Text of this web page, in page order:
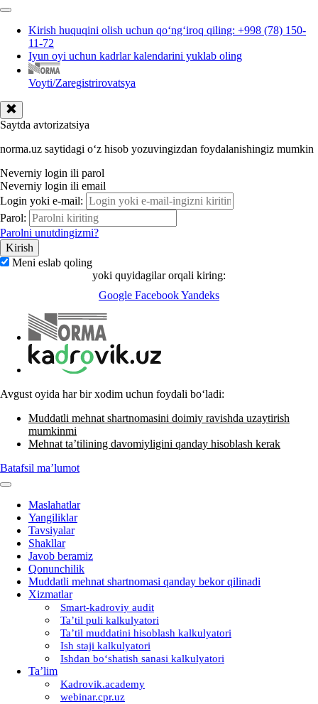
Kirish huquqini olish uchun qoʻngʻiroq qiling: +998 (78) 150-
11-72
Iyun oyi uchun kadrlar kalendarini yuklab oling
Voyti/Zaregistrirovatsya
Saytda avtorizatsiya
norma.uz saytidagi oʻz hisob yozuvingizdan foydalanishingiz mumkin
Neverniy login ili parol
Neverniy login ili email
Login yoki e-mail:
Parol:
Parolni unutdingizmi?
Meni eslab qoling
yoki quyidagilar orqali kiring:
Google FacebookYandeks
Avgust oyida har bir хodim uchun foydali boʻladi:
Muddatli mehnat shartnomasini doimiy ravishda uzaytirish
mumkinmi
Mehnat ta’tilining davomiyligini qanday hisoblash kerak
Batafsil ma’lumot
Maslahatlar
Yangiliklar
Tavsiyalar
Shakllar
Javob beramiz
Qonunchilik
Muddatli mehnat shartnomasi qanday bekor qilinadi
Xizmatlar
Smart-kadroviy audit
Ta’til puli kalkulyatori
Ta’til muddatini hisoblash kalkulyatori
Ish staji kalkulyatori
Ishdan boʻshatish sanasi kalkulyatori
Ta’lim
Kadrovik.academy
webinar.cpr.uz